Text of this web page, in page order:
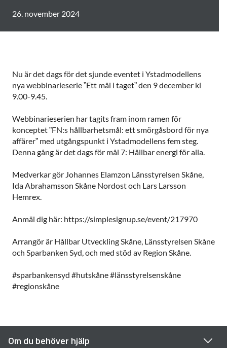
26. november 2024
Nu är det dags för det sjunde eventet i Ystadmodellens
nya webbinarieserie ”Ett mål i taget” den 9 december kl
9.00-9.45.
Webbinarieserien har tagits fram inom ramen för
konceptet ”FN:s hållbarhetsmål: ett smörgåsbord för nya
affärer” med utgångspunkt i Ystadmodellens fem steg.
Denna gång är det dags för mål 7: Hållbar energi för alla.
Medverkar gör Johannes Elamzon Länsstyrelsen Skåne,
Ida Abrahamsson Skåne Nordost och Lars Larsson
Hemrex.
Anmäl dig här: https://simplesignup.se/event/217970
Arrangör är Hållbar Utveckling Skåne, Länsstyrelsen Skåne
och Sparbanken Syd, och med stöd av Region Skåne.
#sparbankensyd #hutskåne #länsstyrelsenskåne
#regionskåne
Om du behöver hjälp